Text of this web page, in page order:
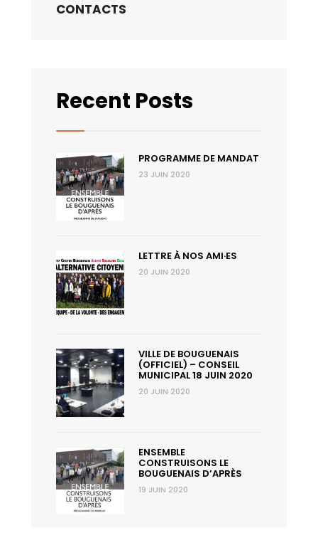
CONTACTS
Recent Posts
PROGRAMME DE MANDAT
23 JUIN 2020
LETTRE À NOS AMI·ES
20 JUIN 2020
VILLE DE BOUGUENAIS
(OFFICIEL) – CONSEIL
MUNICIPAL 18 JUIN 2020
20 JUIN 2020
ENSEMBLE
CONSTRUISONS LE
BOUGUENAIS D’APRÈS
19 JUIN 2020